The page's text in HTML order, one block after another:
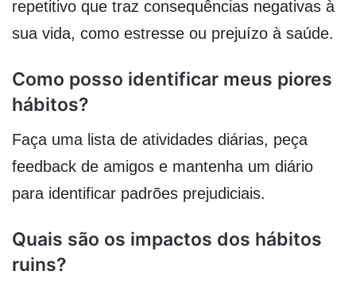
repetitivo que traz consequências negativas à
sua vida, como estresse ou prejuízo à saúde.
Como posso identificar meus piores
hábitos?
Faça uma lista de atividades diárias, peça
feedback de amigos e mantenha um diário
para identificar padrões prejudiciais.
Quais são os impactos dos hábitos
ruins?